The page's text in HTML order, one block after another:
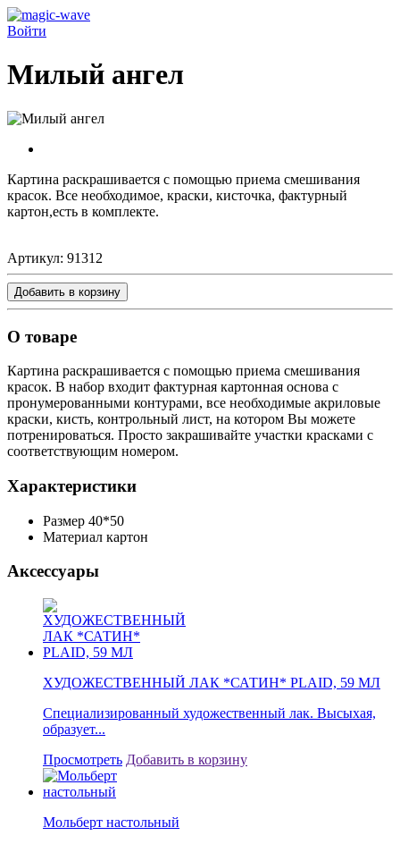
Войти
Милый ангел
Картина раскрашивается c помощью приема смешивания
красок. Все необходимое, краски, кисточка, фактурный
картон,есть в комплекте.
Артикул: 91312
Добавить в корзину
О товаре
Картина раскрашивается с помощью приема смешивания
красок. В набор входит фактурная картонная основа с
пронумерованными контурами, все необходимые акриловые
краски, кисть, контрольный лист, на котором Вы можете
потренироваться. Просто закрашивайте участки красками с
соответствующим номером.
Характеристики
Размер 40*50
Материал картон
Аксессуары
ХУДОЖЕСТВЕННЫЙ ЛАК *САТИН* PLAID, 59 МЛ
Специализированный художественный лак. Высыхая,
образует...
Просмотреть Добавить в корзину
Мольберт настольный